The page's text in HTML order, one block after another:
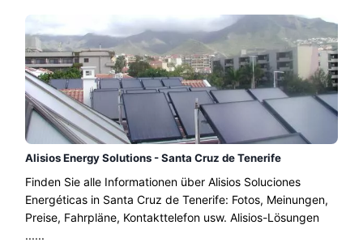
Alisios Energy Solutions - Santa Cruz de Tenerife
Finden Sie alle Informationen über Alisios Soluciones
Energéticas in Santa Cruz de Tenerife: Fotos, Meinungen,
Preise, Fahrpläne, Kontakttelefon usw. Alisios-Lösungen
......